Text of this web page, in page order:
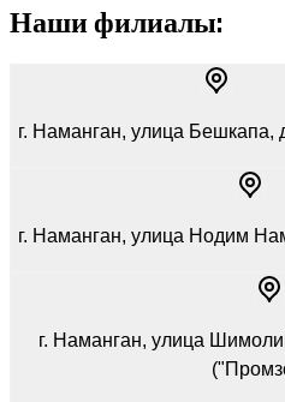
Наши филиалы:
г. Наманган, улица Бешкапа,
г. Наманган, улица Нодим
г. Наманган, улица